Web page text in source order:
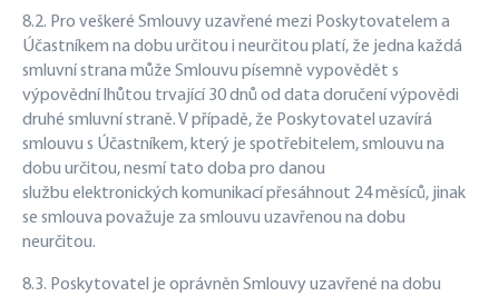
8.2. Pro veškeré Smlouvy uzavřené mezi Poskytovatelem a
Účastníkem na dobu určitou i neurčitou platí, že jedna každá
smluvní strana může Smlouvu písemně vypovědět s
výpovědní lhůtou trvající 30 dnů od data doručení výpovědi
druhé smluvní straně. V případě, že Poskytovatel uzavírá
smlouvu s Účastníkem, který je spotřebitelem, smlouvu na
dobu určitou, nesmí tato doba pro danou
službu elektronických komunikací přesáhnout 24 měsíců, jinak
se smlouva považuje za smlouvu uzavřenou na dobu
neurčitou.
8.3. Poskytovatel je oprávněn Smlouvy uzavřené na dobu